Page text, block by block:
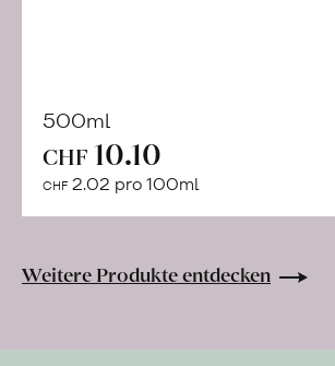
500ml
CHF 10.10
CHF 2.02 pro 100ml
Warenkorb
Weitere Produkte entdecken